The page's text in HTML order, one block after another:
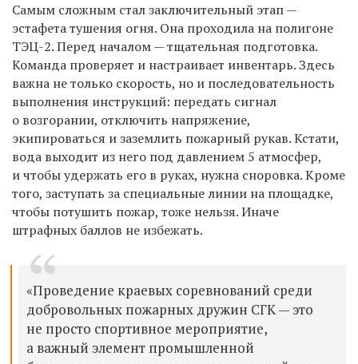
Самым сложным стал заключительный этап —
эстафета тушения огня. Она проходила на полигоне
ТЭЦ-2. Перед началом — тщательная подготовка.
Команда проверяет и настраивает инвентарь. Здесь
важна не только скорость, но и последовательность
выполнения инструкций: передать сигнал
о возгорании, отключить напряжение,
экипироваться и заземлить пожарный рукав. Кстати,
вода выходит из него под давлением 5 атмосфер,
и чтобы удержать его в руках, нужна сноровка. Кроме
того, заступать за специальные линии на площадке,
чтобы потушить пожар, тоже нельзя. Иначе
штрафных баллов не избежать.
«Проведение краевых соревнований среди
добровольных пожарных дружин СГК — это
не просто спортивное мероприятие,
а важный элемент промышленной